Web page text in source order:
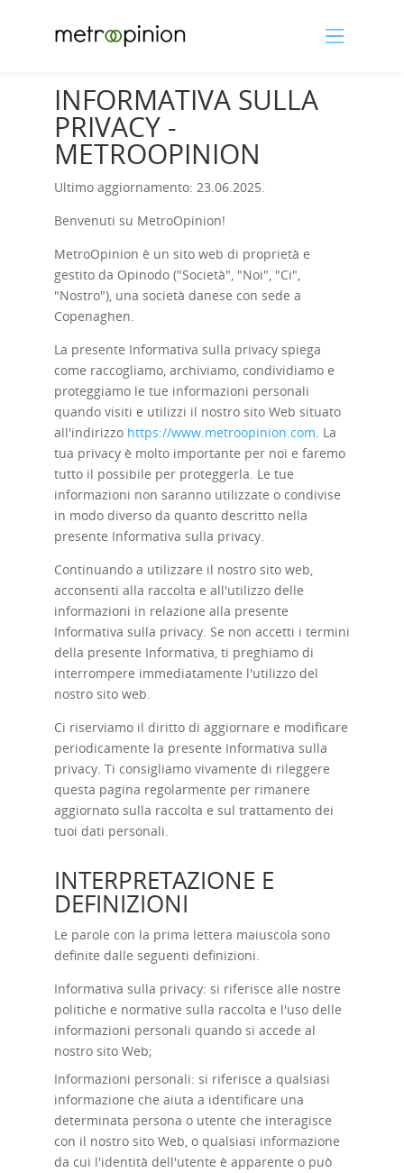
INFORMATIVA SULLA
PRIVACY -
METROOPINION
Ultimo aggiornamento: 23.06.2025.
Benvenuti su MetroOpinion!
MetroOpinion è un sito web di proprietà e
gestito da Opinodo ("Società", "Noi", "Ci",
"Nostro"), una società danese con sede a
Copenaghen.
La presente Informativa sulla privacy spiega
come raccogliamo, archiviamo, condividiamo e
proteggiamo le tue informazioni personali
quando visiti e utilizzi il nostro sito Web situato
all'indirizzo https://www.metroopinion.com. La
tua privacy è molto importante per noi e faremo
tutto il possibile per proteggerla. Le tue
informazioni non saranno utilizzate o condivise
in modo diverso da quanto descritto nella
presente Informativa sulla privacy.
Continuando a utilizzare il nostro sito web,
acconsenti alla raccolta e all'utilizzo delle
informazioni in relazione alla presente
Informativa sulla privacy. Se non accetti i termini
della presente Informativa, ti preghiamo di
interrompere immediatamente l'utilizzo del
nostro sito web.
Ci riserviamo il diritto di aggiornare e modificare
periodicamente la presente Informativa sulla
privacy. Ti consigliamo vivamente di rileggere
questa pagina regolarmente per rimanere
aggiornato sulla raccolta e sul trattamento dei
tuoi dati personali.
INTERPRETAZIONE E
DEFINIZIONI
Le parole con la prima lettera maiuscola sono
definite dalle seguenti definizioni.
Informativa sulla privacy: si riferisce alle nostre
politiche e normative sulla raccolta e l'uso delle
informazioni personali quando si accede al
nostro sito Web;
Informazioni personali: si riferisce a qualsiasi
informazione che aiuta a identificare una
determinata persona o utente che interagisce
con il nostro sito Web, o qualsiasi informazione
da cui l'identità dell'utente è apparente o può